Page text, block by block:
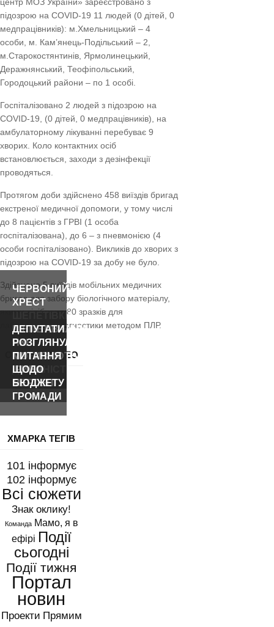
центр МОЗ України» зареєстровано з
підозрою на COVID-19 11 людей (0 дітей, 0
медпрацівників): м.Хмельницький – 4
особи, м. Кам’янець-Подільський – 2,
м.Старокостянтинів, Ярмолинецький,
Деражнянський, Теофіпольський,
Городоцький райони – по 1 особі.
Госпіталізовано 2 людей з підозрою на
COVID-19, (0 дітей, 0 медпрацівників), на
амбулаторному лікуванні перебуває 9
хворих. Коло контактних осіб
встановлюється, заходи з дезінфекції
проводяться.
Протягом доби здійснено 458 виїздів бригад
екстреної медичної допомоги, у тому числі
до 8 пацієнтів з ГРВІ (1 особа
госпіталізована), до 6 – з пневмонією (4
особи госпіталізовано). Викликів до хворих з
підозрою на COVID-19 за добу не було.
Здійснено 5 виїздів мобільних медичних
бригад для забору біологічного матеріалу,
якими відібрано 80 зразків для
лабораторної діагностики методом ПЛР.
ОСТАННІ ВІДЕО
ЧЕРВОНИЙ
ХРЕСТ
ШЕПЕТІВКИ
ПРОЗВІТУВАВ
ПРО
РІЧНУ
ДІЯЛЬНІСТЬ
ШЕПЕТІВЧАНИ,
ЯКІ
МОТИВУЮТЬ:
ІРИНА
МЕРЛЕНІ
ДЕПУТАТИ
РОЗГЛЯНУЛИ
ПИТАННЯ
ЩОДО
БЮДЖЕТУ
ГРОМАДИ
ХМАРКА ТЕГІВ
101 інформує
102 інформує
Всі сюжети
Знак оклику!
Команда Мамо, я в
ефірі Події
сьогодні
Події тижня
Портал
новин
Проекти Прямим